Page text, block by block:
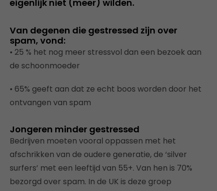
eigenlijk niet (meer) wilden.
Van degenen die gestressed zijn over
spam, vond:
• 25 % het nog meer stressvol dan een bezoek aan
de schoonmoeder
• 65% geeft aan dat ze echt boos worden door het
ontvangen van spam
Jongeren minder gestressed
Bedrijven moeten vooral oppassen met het
afschrikken van de oudere generatie, de ‘silver
surfers’ met een leeftijd van 55+. Van hen is 70%
bezorgd over spam. In de UK is deze groep